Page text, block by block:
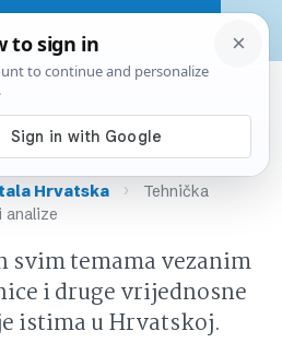
– grafovi,
Hrvatska ›
Tehnička
analize
svim temama vezanim
i druge vrijednosne
istima u Hrvatskoj.